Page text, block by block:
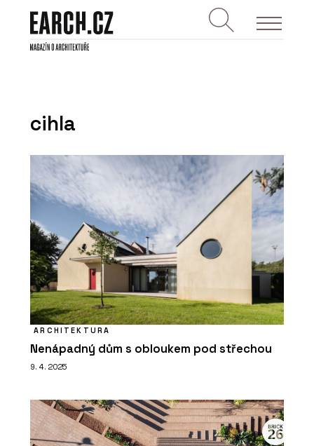
cihla
ARCHITEKTURA
Nenápadný dům s obloukem pod střechou
9. 4. 2025